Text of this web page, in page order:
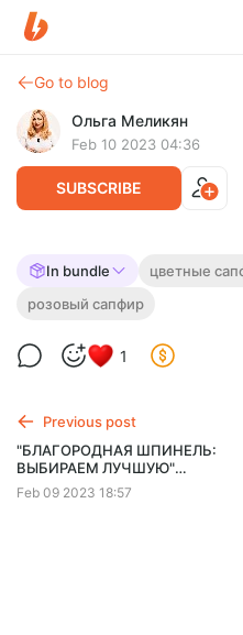
Go to blog
Ольга Меликян
Feb 10 2023 04:36
SUBSCRIBE
"ЦВЕТНЫЕ
1. ВИДЫ ЦВЕТНЫХ
ИМИТАЦИИ, 4. СТОИМОСТЬ
Post is
In bundle цветные
розовый сапфир
1
Previous post
"БЛАГОРОДНАЯ ШПИНЕЛЬ:
ВЫБИРАЕМ ЛУЧШУЮ"
Вебинар
Feb 09 2023 18:57